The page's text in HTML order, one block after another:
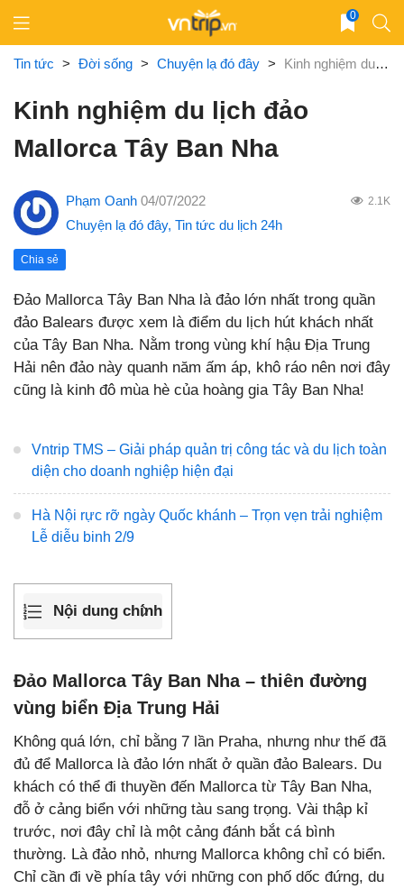
content
0
Tin tức > Đời sống > Chuyện lạ đó đây > Kinh nghiệm du lịch đảo Mallorca Tây Ban Nha
Kinh nghiệm du lịch đảo
Mallorca Tây Ban Nha
Phạm Oanh 04/07/2022 2.1K
Chuyện lạ đó đây, Tin tức du lịch 24h
Chia sẻ
Đảo Mallorca Tây Ban Nha là đảo lớn nhất trong quần
đảo Balears được xem là điểm du lịch hút khách nhất
của Tây Ban Nha. Nằm trong vùng khí hậu Địa Trung
Hải nên đảo này quanh năm ấm áp, khô ráo nên nơi đây
cũng là kinh đô mùa hè của hoàng gia Tây Ban Nha!
Vntrip TMS – Giải pháp quản trị công tác và du lịch toàn
diện cho doanh nghiệp hiện đại
Hà Nội rực rỡ ngày Quốc khánh – Trọn vẹn trải nghiệm
Lễ diễu binh 2/9
Nội dung chính
Đảo Mallorca Tây Ban Nha – thiên đường
vùng biển Địa Trung Hải
Không quá lớn, chỉ bằng 7 lần Praha, nhưng như thế đã
đủ để Mallorca là đảo lớn nhất ở quần đảo Balears. Du
khách có thể đi thuyền đến Mallorca từ Tây Ban Nha,
đỗ ở cảng biển với những tàu sang trọng. Vài thập kỉ
trước, nơi đây chỉ là một cảng đánh bắt cá bình
thường. Là đảo nhỏ, nhưng Mallorca không chỉ có biển.
Chỉ cần đi về phía tây với những con phố dốc đứng, du